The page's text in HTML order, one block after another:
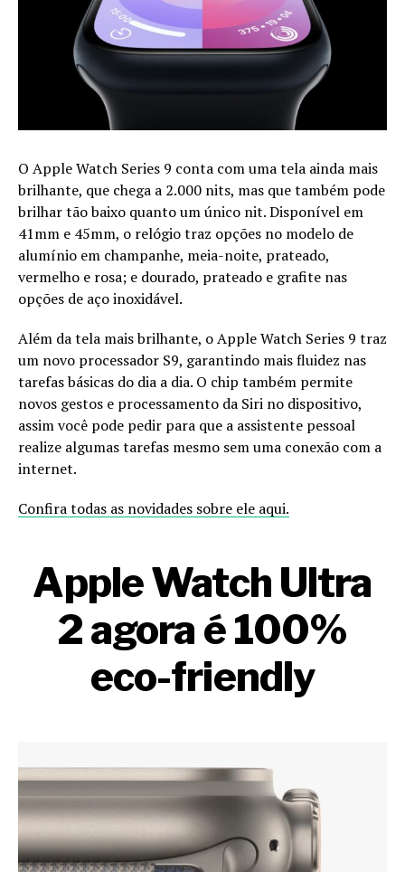
O Apple Watch Series 9 conta com uma tela ainda mais
brilhante, que chega a 2.000 nits, mas que também pode
brilhar tão baixo quanto um único nit. Disponível em
41mm e 45mm, o relógio traz opções no modelo de
alumínio em champanhe, meia-noite, prateado,
vermelho e rosa; e dourado, prateado e grafite nas
opções de aço inoxidável.
Além da tela mais brilhante, o Apple Watch Series 9 traz
um novo processador S9, garantindo mais fluidez nas
tarefas básicas do dia a dia. O chip também permite
novos gestos e processamento da Siri no dispositivo,
assim você pode pedir para que a assistente pessoal
realize algumas tarefas mesmo sem uma conexão com a
internet.
Confira todas as novidades sobre ele aqui.
Apple Watch Ultra
2 agora é 100%
eco-friendly